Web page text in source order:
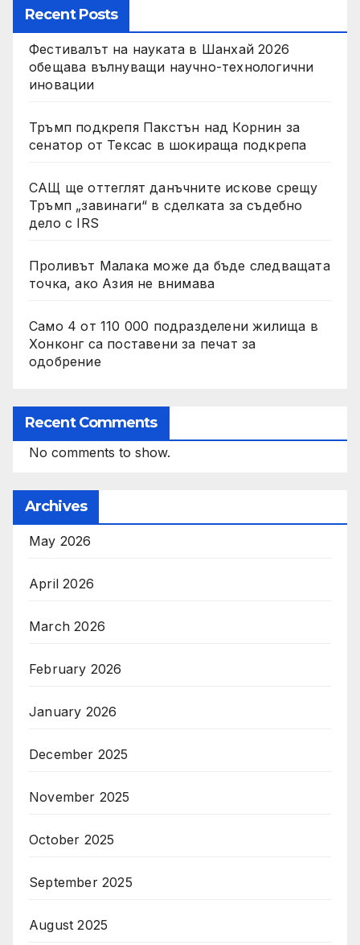
Recent Posts
Фестивалът на науката в Шанхай 2026
обещава вълнуващи научно-технологични
иновации
Тръмп подкрепя Пакстън над Корнин за
сенатор от Тексас в шокираща подкрепа
САЩ ще оттеглят данъчните искове срещу
Тръмп „завинаги“ в сделката за съдебно
дело с IRS
Проливът Малака може да бъде следващата
точка, ако Азия не внимава
Само 4 от 110 000 подразделени жилища в
Хонконг са поставени за печат за
одобрение
Recent Comments
No comments to show.
Archives
May 2026
April 2026
March 2026
February 2026
January 2026
December 2025
November 2025
October 2025
September 2025
August 2025